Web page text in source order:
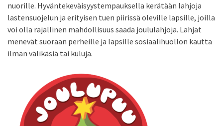
nuorille. Hyväntekeväisyystempauksella kerätään lahjoja
lastensuojelun ja erityisen tuen piirissä oleville lapsille, joilla
voi olla rajallinen mahdollisuus saada joululahjoja. Lahjat
menevät suoraan perheille ja lapsille sosiaalihuollon kautta
ilman välikäsiä tai kuluja.